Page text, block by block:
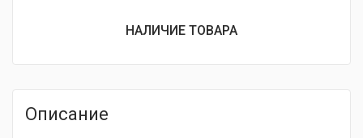
НАЛИЧИЕ ТОВАРА
Описание